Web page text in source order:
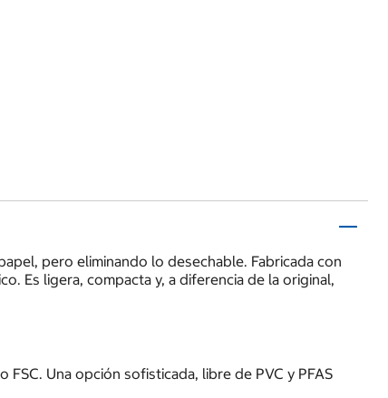
pero eliminando lo desechable. Fabricada con
Es ligera, compacta y, a diferencia de la original,
Una opción sofisticada, libre de PVC y PFAS